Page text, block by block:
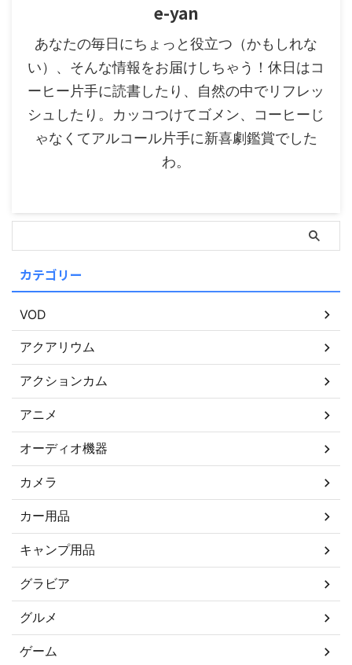
e-yan
あなたの毎日にちょっと役立つ（かもしれな
い）、そんな情報をお届けしちゃう！休日はコ
ーヒー片手に読書したり、自然の中でリフレッ
シュしたり。カッコつけてゴメン、コーヒーじ
ゃなくてアルコール片手に新喜劇鑑賞でした
わ。
カテゴリー
VOD
アクアリウム
アクションカム
アニメ
オーディオ機器
カメラ
カー用品
キャンプ用品
グラビア
グルメ
ゲーム